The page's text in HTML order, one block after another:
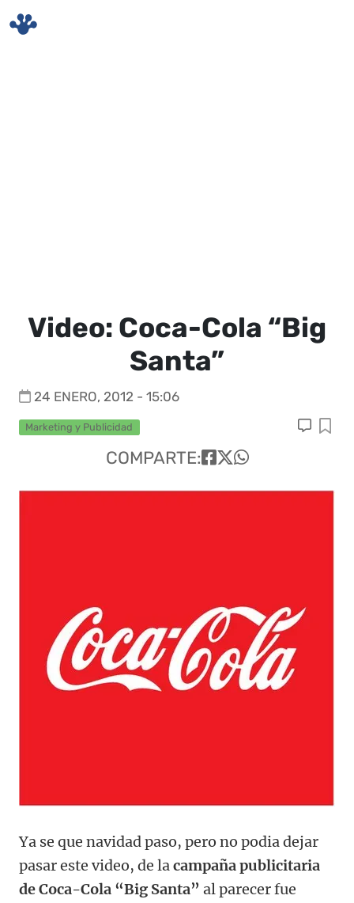
Video: Coca-Cola “Big
Santa”
24 ENERO, 2012 - 15:06
Marketing y Publicidad
COMPARTE:
Ya se que navidad paso, pero no podia dejar
pasar este video, de lacampaña publicitaria
de Coca-Cola “Big Santa” al parecer fue